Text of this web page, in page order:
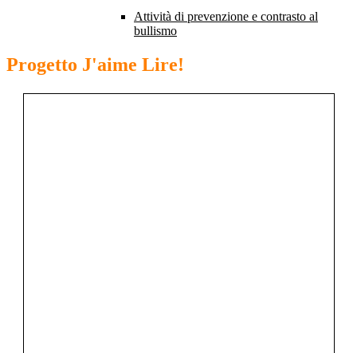
Attività di prevenzione e contrasto al
bullismo
Progetto J'aime Lire!